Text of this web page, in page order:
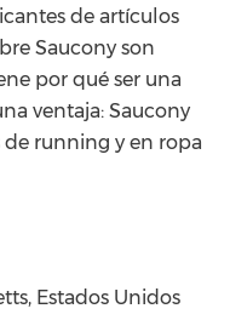
de artículos
Saucony son
por qué ser una
ventaja: Saucony
de running y en ropa
Estados Unidos